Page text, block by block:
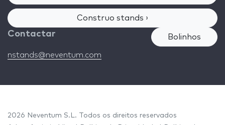
Construo stands ›
Contactar
nstands@neventum.com
Bolinhos
2026 Neventum S.L. Todos os direitos reservados